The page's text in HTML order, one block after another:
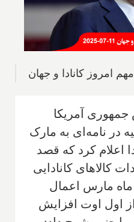
جمهوری آمریکا
در نامه‌ای به مارک
اعلام کرد که قصد
کالاهای کانادایی
در ماه مارس اعمال
۳۵ درصد از اول اوت افزایش